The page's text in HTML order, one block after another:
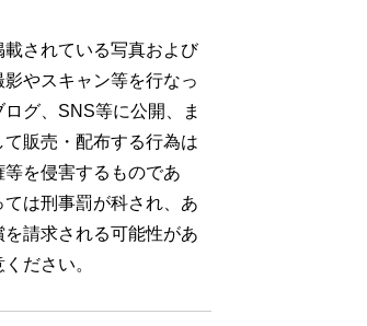
されている写真および
やスキャン等を行なっ
グ、SNS等に公開、ま
て販売・配布する行為は
を侵害するものであ
ては刑事罰が科され、あ
を請求される可能性があ
ださい。